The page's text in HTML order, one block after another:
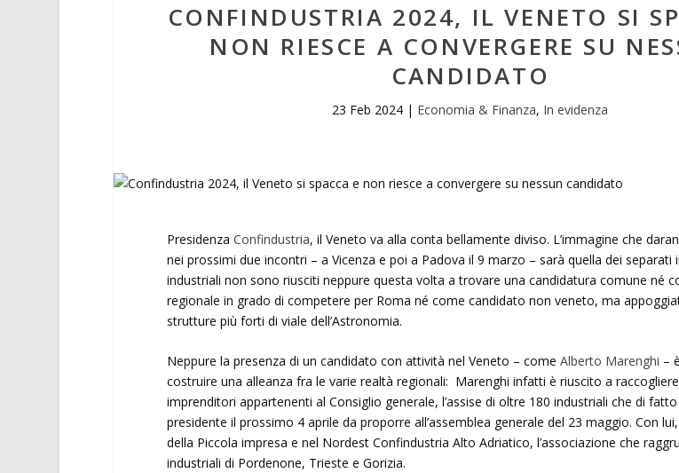
CONFINDUSTRIA 2024, IL VENETO SI
NON RIESCE A CONVERGERE SU
CANDIDATO
23 Feb 2024 | Economia & Finanza, In evidenza
Presidenza Confindustria, il Veneto va alla conta bellamente diviso. L’immagine che
nei prossimi due incontri – a Vicenza e poi a Padova il 9 marzo – sarà quella dei separati
industriali non sono riusciti neppure questa volta a trovare una candidatura comune né
regionale in grado di competere per Roma né come candidato non veneto, ma
strutture più forti di viale dell’Astronomia.
Neppure la presenza di un candidato con attività nel Veneto – come Alberto Marenghi –
costruire una alleanza fra le varie realtà regionali: Marenghi infatti è riuscito a
imprenditori appartenenti al Consiglio generale, l’assise di oltre 180 industriali che di
presidente il prossimo 4 aprile da proporre all’assemblea generale del 23 maggio. Con
della Piccola impresa e nel Nordest Confindustria Alto Adriatico, l’associazione che
industriali di Pordenone, Trieste e Gorizia.